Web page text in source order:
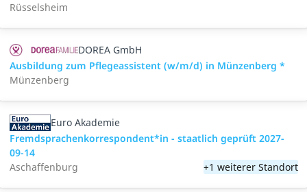
Rüsselsheim
DOREA GmbH
Ausbildung zum Pflegeassistent (w/m/d) in Münzenberg *
Münzenberg
Euro Akademie
Fremdsprachenkorrespondent*in - staatlich geprüft 2027-
09-14
Aschaffenburg
+1 weiterer Standort